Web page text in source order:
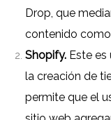
Drop, que
contenido
Shopify. Este es
la creación de
permite que el